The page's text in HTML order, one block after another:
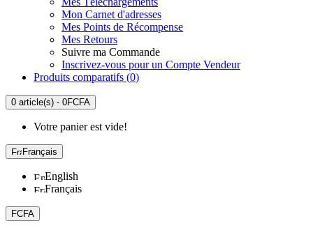
Mon Carnet d'adresses
Mes Points de Récompense
Mes Retours
Suivre ma Commande
Inscrivez-vous pour un Compte Vendeur
Produits comparatifs (0)
0 article(s) - 0FCFA
Votre panier est vide!
Français
English
Français
FCFA